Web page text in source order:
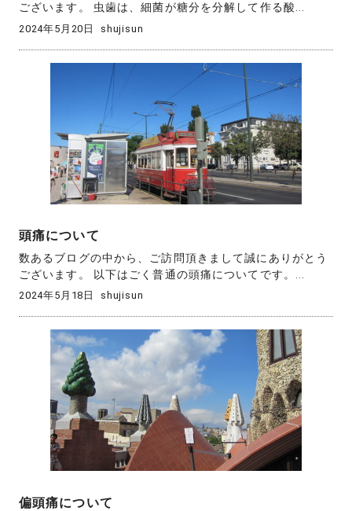
ございます。 虫歯は、細菌が糖分を分解して作る酸...
2024年5月20日 shujisun
頭痛について
数あるブログの中から、ご訪問頂きまして誠にありがとう
ございます。 以下はごく普通の頭痛についてです。...
2024年5月18日 shujisun
偏頭痛について